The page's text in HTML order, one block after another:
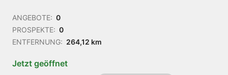
ANGEBOTE: 0
PROSPEKTE: 0
ENTFERNUNG: 264,12 km
Jetzt geöffnet